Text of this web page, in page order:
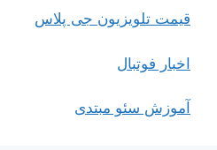
قیمت تلویزیون جی پلاس
اخبار فوتبال
آموزش سئو مبتدی